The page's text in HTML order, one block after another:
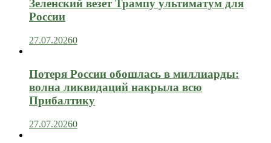
Зеленский везет Трампу ультиматум для
России
27.07.20260
Потеря России обошлась в миллиарды:
волна ликвидаций накрыла всю
Прибалтику
27.07.20260